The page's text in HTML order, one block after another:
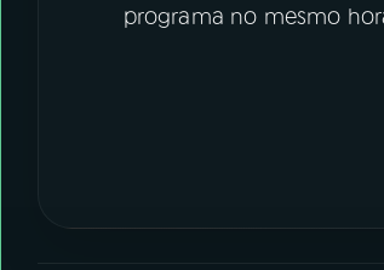
programa no mesmo